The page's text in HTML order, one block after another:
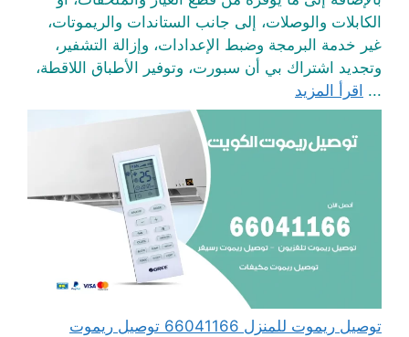
الكابلات والوصلات، إلى جانب الستاندات والريموتات،
غير خدمة البرمجة وضبط الإعدادات، وإزالة التشفير،
وتجديد اشتراك بي أن سبورت، وتوفير الأطباق اللاقطة،
... اقرأ المزيد
توصيل ريموت للمنزل 66041166 توصيل ريموت